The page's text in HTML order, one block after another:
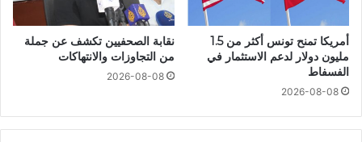
أمريكا تمنح تونس أكثر من 1.5
مليون دولار لدعم الاستثمار في
الفسفاط
2026-08-08
نقابة الصحفيين تكشف عن جملة
من التجاوزات والانتهاكات
2026-08-08